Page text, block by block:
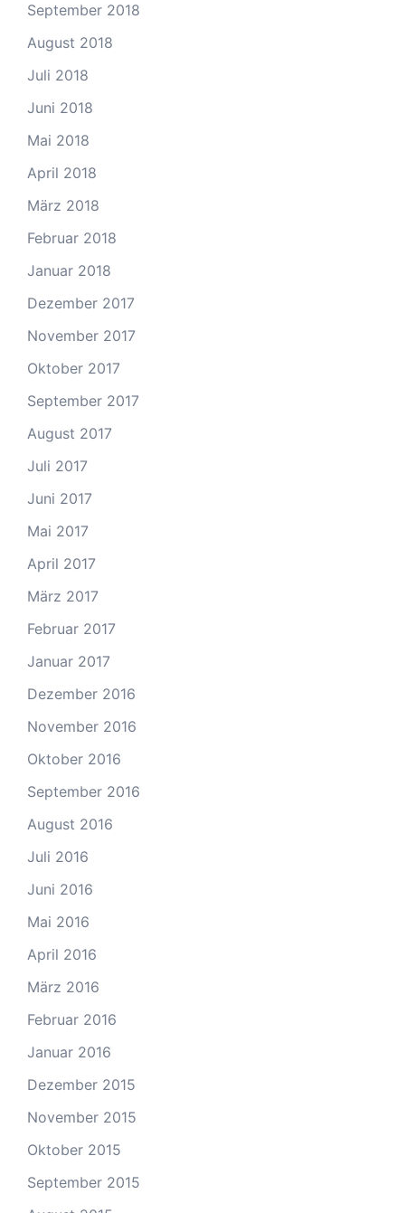
September 2018
August 2018
Juli 2018
Juni 2018
Mai 2018
April 2018
März 2018
Februar 2018
Januar 2018
Dezember 2017
November 2017
Oktober 2017
September 2017
August 2017
Juli 2017
Juni 2017
Mai 2017
April 2017
März 2017
Februar 2017
Januar 2017
Dezember 2016
November 2016
Oktober 2016
September 2016
August 2016
Juli 2016
Juni 2016
Mai 2016
April 2016
März 2016
Februar 2016
Januar 2016
Dezember 2015
November 2015
Oktober 2015
September 2015